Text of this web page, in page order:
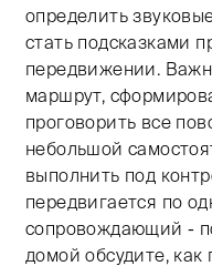
определить
стать подсказками
передвижении.
маршрут,
проговорить все
небольшой
выполнить под
передвигается по
сопровождающий -
домой обсудите, как